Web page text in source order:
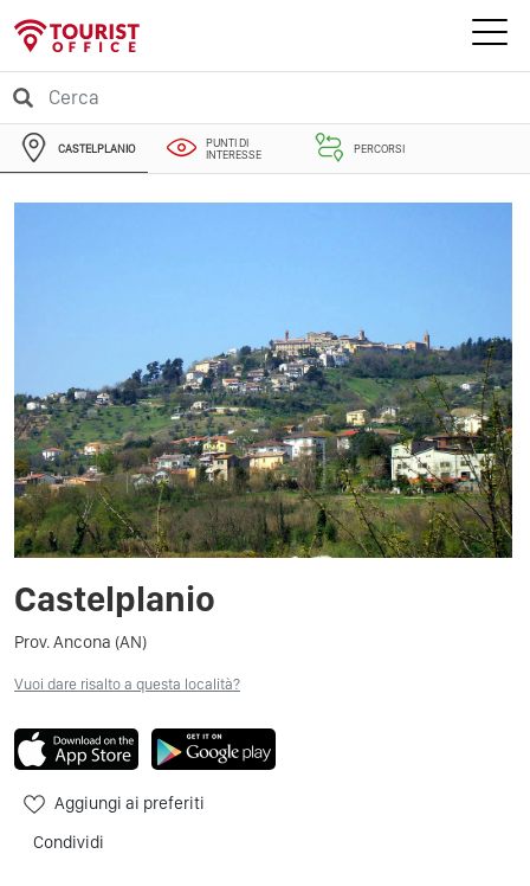
CASTELPLANIO
PUNTI DI
INTERESSE
PERCORSI
Castelplanio
Prov. Ancona (AN)
Vuoi dare risalto a questa località?
Aggiungi ai preferiti
Condividi